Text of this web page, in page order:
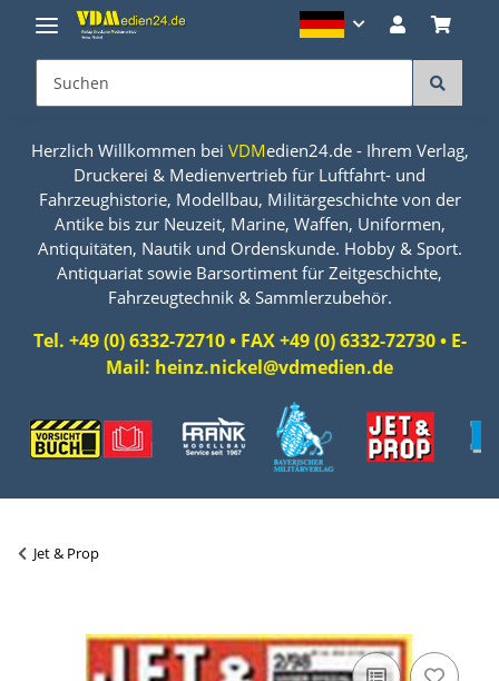
Herzlich Willkommen bei VDMedien24.de - Ihrem Verlag,
Druckerei & Medienvertrieb für Luftfahrt- und
Fahrzeughistorie, Modellbau, Militärgeschichte von der
Antike bis zur Neuzeit, Marine, Waffen, Uniformen,
Antiquitäten, Nautik und Ordenskunde. Hobby & Sport.
Antiquariat sowie Barsortiment für Zeitgeschichte,
Fahrzeugtechnik & Sammlerzubehör.
Tel. +49 (0) 6332-72710 • FAX +49 (0) 6332-72730 • E-
Mail: heinz.nickel@vdmedien.de
Jet & Prop